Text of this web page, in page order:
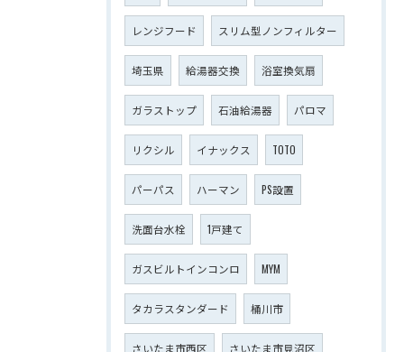
レンジフード スリム型ノンフィルター
埼玉県 給湯器交換 浴室換気扇
ガラストップ 石油給湯器 パロマ
リクシル イナックス TOTO
パーパス ハーマン PS設置
洗面台水栓 1戸建て
ガスビルトインコンロ MYM
タカラスタンダード 桶川市
さいたま市西区 さいたま市見沼区